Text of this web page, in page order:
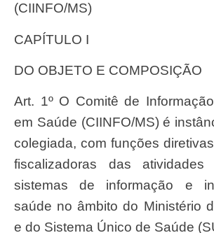
(CIINFO/MS)
CAPÍTULO I
DO OBJETO E COMPOSIÇÃO
Art. 1º O Comitê de Informação e Informática
em Saúde (CIINFO/MS) é
colegiada, com funções
fiscalizadoras das atividades
sistemas de informação e
saúde no âmbito do Ministério
e do Sistema Único de Saúde